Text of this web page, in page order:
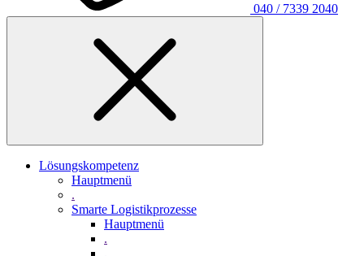
040 / 7339 2040
Lösungskompetenz
Hauptmenü
.
Smarte Logistikprozesse
Hauptmenü
.
.